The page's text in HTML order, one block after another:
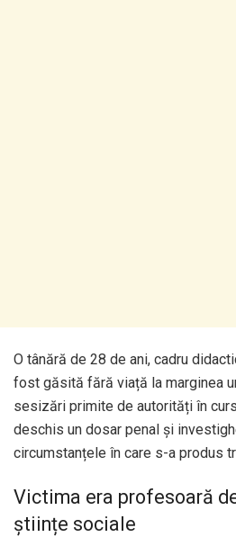
O tânără de 28 de ani, cadru
fost găsită fără viață la marginea
sesizări primite de autorități în
deschis un dosar penal și
circumstanțele în care s-a produs
Victima era profesoară
științe sociale